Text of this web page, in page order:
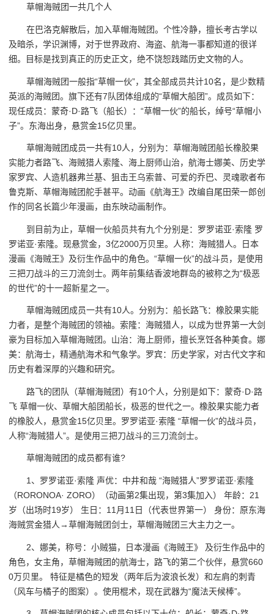
草帽海贼团一共几个人
在巴洛克解散后，加入草帽海贼团。个性冷静，擅长考古学以
及暗杀，学识渊博，对于世界政府、海盗、航海一事都知道的很详
细。目标是找到真正的历史正文，绝不饶恕践踏历史文物的人。
草帽海贼团一般指“草帽一伙”，其全部成员共计10名，是少数精
英派的海贼团。旗下还有7队团体组成的“草帽大船团”。成员如下：
现任成员：蒙奇·D·路飞（船长）：“草帽一伙”的船长，绰号“草帽小
子”。东海出身，悬赏金15亿贝里。
草帽海贼团成员一共有10人，分别为：草帽海贼团船长橡胶果
实能力者路飞、海贼猎人索隆、海上厨师山治，航海士娜美、历史学
家罗宾、人造机器弗兰基、狙击王乌索普、可爱的乔巴、灵魂歌者布
鲁克斯、草帽海贼团舵手甚平。动画《航海王》改编自尾田荣一郎创
作的同名长篇少年漫画，由东映动画制作。
到目前为止，草帽一伙船员共有九个分别是：罗罗诺亚·索隆 罗
罗诺亚·索隆。现悬赏金，3亿2000万贝里。人称：海贼猎人。日本
漫画《海贼王》及衍生作品中的角色。“草帽一伙”的战斗员，是使用
三把刀战斗的三刀流剑士。两年前集结香波地群岛的被称之为“极恶
的世代”的十一超新星之一。
草帽海贼团成员一共有10人。分别为：船长路飞：橡胶果实能
力者，是整个海贼团的领袖。索隆：海贼猎人，以成为世界第一大剑
豪为目标加入草帽海贼团。山治：海上厨师，擅长烹饪各种美食。娜
美：航海士，精通航海术和气象学。罗宾：历史学家，对古代文字和
历史有着深厚的兴趣和研究。
路飞的团队（草帽海贼团）有10个人，分别是如下：蒙奇·D·路
飞 草帽一伙、草帽大船团船长，极恶的世代之一。橡胶果实能力者
的橡胶人，悬赏金15亿贝里。罗罗诺亚·索隆 “草帽一伙”的战斗员，
人称“海贼猎人”。是使用三把刀战斗的三刀流剑士。
草帽海贼团的成员都有谁?
1、罗罗诺亚·索隆 声优：中井和哉 “海贼猎人”罗罗诺亚·索隆
（RORONOA· ZORO）（动画第2集出现，第3集加入） 年龄：21
岁（出场时19岁） 生日：11月11日（代表世界第一） 身份：原东海
海贼赏金猎人→草帽海贼团剑士，草帽海贼团三大主力之一。
2、娜美，称号：小贼猫，日本漫画《海贼王》 及衍生作品中的
角色，女主角，草帽海贼团的航海士，路飞的第二个伙伴，悬赏660
0万贝里。 特征是橘色的短发（两年后为波浪长发）和左肩的刺青
（风车与橘子的图案）。使用棍术，现在武器为“魔法天候棒”。